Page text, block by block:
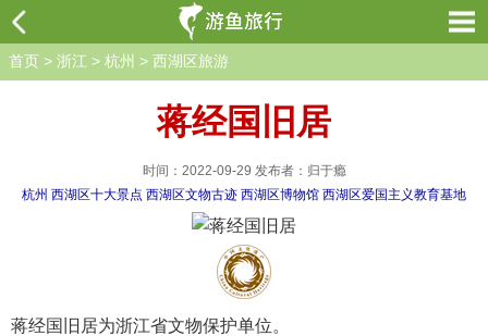
首页 > 浙江 > 杭州 > 西湖区旅游
蒋经国旧居
时间：2022-09-29 发布者：归于瘾
杭州 西湖区十大景点 西湖区文物古迹 西湖区博物馆 西湖区爱国主义教育基地
蒋经国旧居为浙江省文物保护单位。